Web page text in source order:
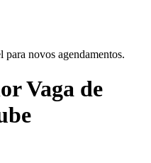
para novos agendamentos.
Vaga de